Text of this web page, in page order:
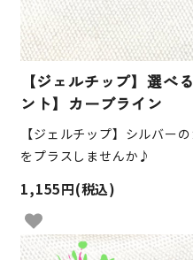
【ジェルチップ】選べ
ント】カーブライン
【ジェルチップ】シルバー
をプラスしませんか♪
1,155円(税込)